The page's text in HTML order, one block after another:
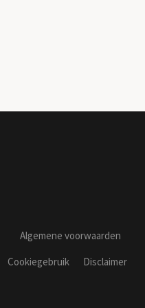
Algemene voorwaarden
Cookiegebruik
Disclaimer